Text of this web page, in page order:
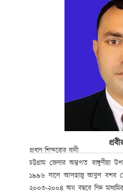
rural education- Under
I wish overall success of the
Al-haj Md. Azam Khan
President , School Managing
Al-haj Abul Bashar
Rangunia, Chittagong.
প্রধান শিক্ষকের বাণী
চট্টগ্রাম জেলার অন্তগত রাঙ্গুনীয়া
১৯৯৬ সালে আলহাজ্ব আবুল বশর
২০০৩-২০০৪ অথ বছরে নিম্ন